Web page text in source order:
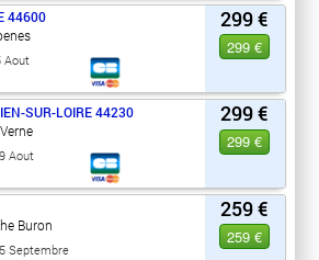
299 €
299 €
44600
Aout
299 €
299 €
SUR-LOIRE 44230
Aout
259 €
259 €
Buron
Septembre